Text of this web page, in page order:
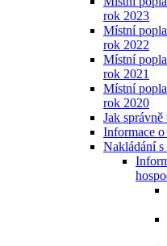
rok 2023
Místní
rok 2022
Místní
rok 2021
Místní
rok 2020
Jak
Informace
Nakládání